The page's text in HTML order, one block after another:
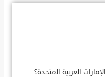
العربية المتحدة؟